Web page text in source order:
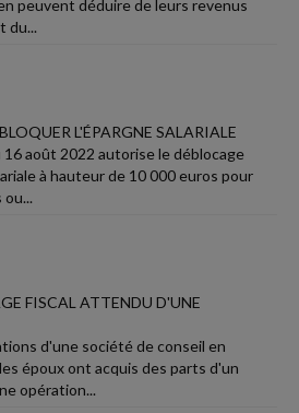
peuvent déduire de leurs revenus
du...
L'ÉPARGNE SALARIALE
16 août 2022 autorise le déblocage
à hauteur de 10 000 euros pour
FISCAL ATTENDU D'UNE
d'une société de conseil en
époux ont acquis des parts d'un
opération...